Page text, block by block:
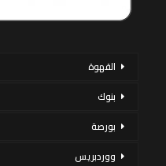
القهوة
بنوك
بورصة
ووردبريس